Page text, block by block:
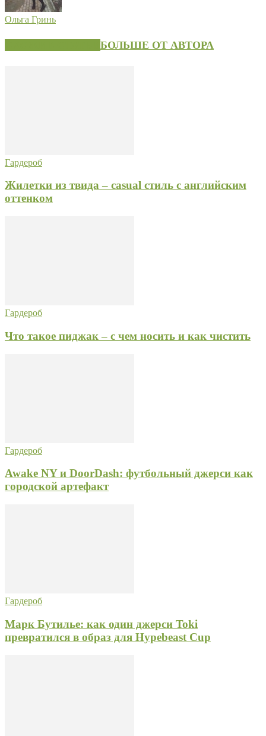
Ольга Гринь
БОЛЬШЕ ОТ АВТОРА
Гардероб
Жилетки из твида – casual стиль с английским
оттенком
Гардероб
Что такое пиджак – с чем носить и как чистить
Гардероб
Awake NY и DoorDash: футбольный джерси как
городской артефакт
Гардероб
Марк Бутилье: как один джерси Toki
превратился в образ для Hypebeast Cup